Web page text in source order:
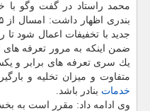
محمد راستاد در گفت وگو با
جدید با تخفیفات اعمال شود تا
ضمن اینكه به مرور تعرفه های
یك سری تعرفه های برابر و
متفاوت و میزان تخلیه و
خدمات بنادر باشد.
وی ادامه داد: مقرر است به